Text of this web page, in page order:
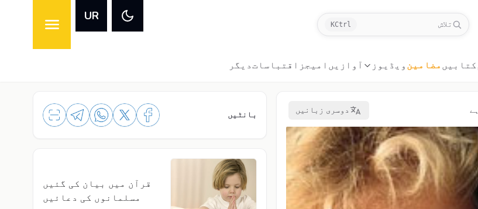
تلاش Ctrl
K
UR
کتابیںمضامینویڈیوز آوازیں امیجز اقتباساتدیگر
دوسری زبانیں بانٹیں
قرآن میں بیان کی گئیں
مسلمانوں کی دعائیں